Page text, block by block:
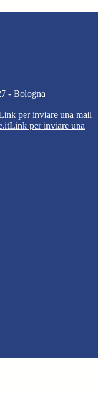
- Bologna
per inviare una mail
Link per inviare una